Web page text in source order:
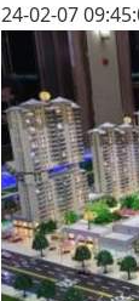
24-02-07